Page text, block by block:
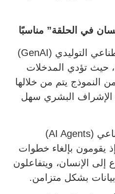
في الحلقة” مناسبًا
حتى أنظمة الذكاء الاصطناعي التوليدي (GenAI)
حيث تؤدي المدخلات
النموذج يتم من خلالها
الإشراف البشري سهل
لكن وكلاء الذكاء الاصطناعي (AI Agents)
يقومون بإلغاء خطوات
إلى الإنسان، ويتفاعلون
بشكل متزامن.